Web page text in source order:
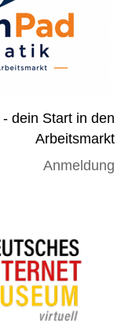
- dein Start in den
Arbeitsmarkt
Anmeldung